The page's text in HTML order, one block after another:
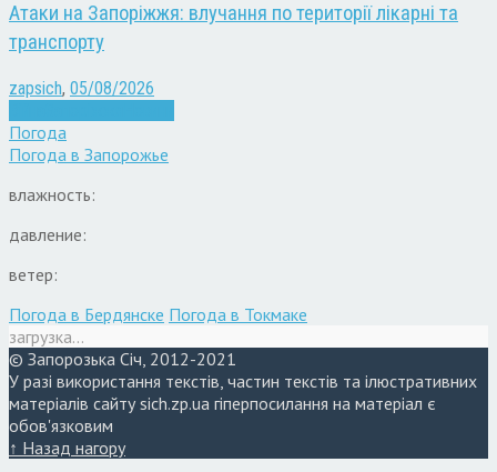
Атаки на Запоріжжя: влучання по території лікарні та
транспорту
zapsich, 05/08/2026
Погода
Погода в Запорожье
влажность:
давление:
ветер:
Погода в Бердянске Погода в Токмаке
загрузка...
© Запорозька Січ, 2012-2021
У разі використання текстів, частин текстів та ілюстративних
матеріалів сайту sich.zp.ua гіперпосилання на матеріал є
обов'язковим
↑ Назад нагору